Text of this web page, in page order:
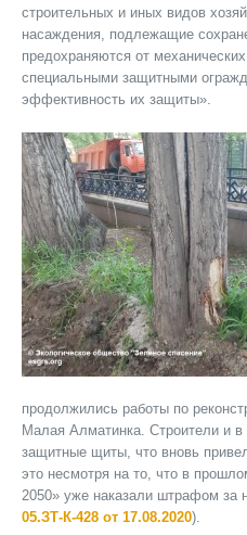
строительных и иных видов
насаждения, подлежащие
предохраняются от
специальными защитными
эффективность их защиты».
продолжились работы по
Малая Алматинка. Строители и в
защитные щиты, что вновь
это несмотря на то, что в
2050» уже наказали штрафом за
05.ЗТ-К-428 от 17.08.2020).